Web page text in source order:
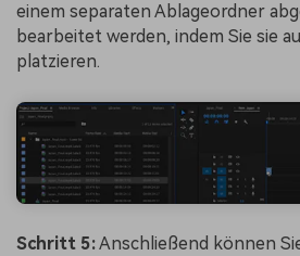
einem separaten Ablageordner
bearbeitet werden, indem Sie sie
platzieren.
Schritt 5:Anschließend können